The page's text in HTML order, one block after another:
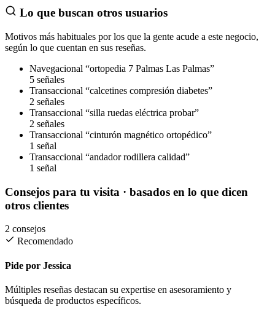
Lo que buscan otros usuarios
Motivos más habituales por los que la gente acude a este negocio,
según lo que cuentan en sus reseñas.
Navegacional “ortopedia 7 Palmas Las Palmas”
5 señales
Transaccional “calcetines compresión diabetes”
2 señales
Transaccional “silla ruedas eléctrica probar”
2 señales
Transaccional “cinturón magnético ortopédico”
1 señal
Transaccional “andador rodillera calidad”
1 señal
Consejos para tu visita · basados en lo que dicen
otros clientes
2 consejos
Recomendado
Pide por Jessica
Múltiples reseñas destacan su expertise en asesoramiento y
búsqueda de productos específicos.